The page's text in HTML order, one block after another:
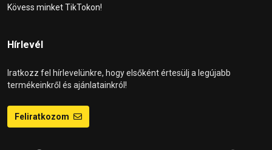
Kövess minket TikTokon!
Hírlevél
Iratkozz fel hírlevelünkre, hogy elsőként értesülj a legújabb
termékeinkről és ajánlatainkról!
Feliratkozom